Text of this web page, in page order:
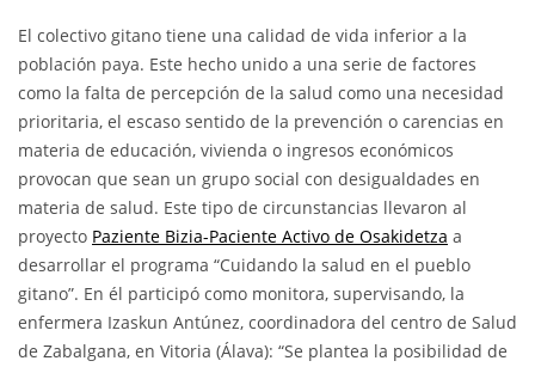
El colectivo gitano tiene una calidad de vida inferior a la
población paya. Este hecho unido a una serie de factores
como la falta de percepción de la salud como una necesidad
prioritaria, el escaso sentido de la prevención o carencias en
materia de educación, vivienda o ingresos económicos
provocan que sean un grupo social con desigualdades en
materia de salud. Este tipo de circunstancias llevaron al
proyecto Paziente Bizia-Paciente Activo de Osakidetza a
desarrollar el programa “Cuidando la salud en el pueblo
gitano”. En él participó como monitora, supervisando, la
enfermera Izaskun Antúnez, coordinadora del centro de Salud
de Zabalgana, en Vitoria (Álava): “Se plantea la posibilidad de